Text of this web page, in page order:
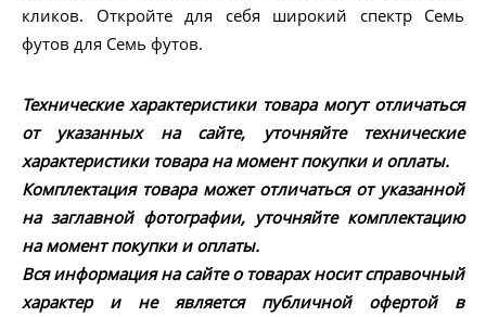
кликов. Откройте для себя широкий спектр Семь
футов для Семь футов.
Технические характеристики товара могут отличаться
от указанных на сайте, уточняйте технические
характеристики товара на момент покупки и оплаты.
Комплектация товара может отличаться от указанной
на заглавной фотографии, уточняйте комплектацию
на момент покупки и оплаты.
Вся информация на сайте о товарах носит справочный
характер и не является публичной офертой в